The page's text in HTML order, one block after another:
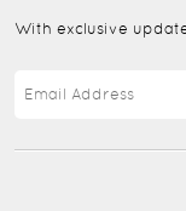
With exclusive